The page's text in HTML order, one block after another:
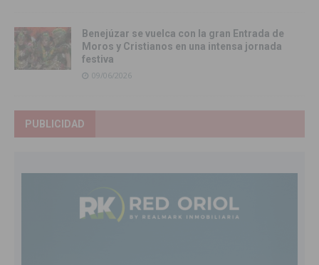
Benejúzar se vuelca con la gran Entrada de
Moros y Cristianos en una intensa jornada
festiva
09/06/2026
PUBLICIDAD